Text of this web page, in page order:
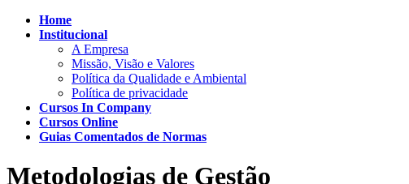
Home
Institucional
A Empresa
Missão, Visão e Valores
Política da Qualidade e Ambiental
Política de privacidade
Cursos In Company
Cursos Online
Guias Comentados de Normas
Metodologias de Gestão